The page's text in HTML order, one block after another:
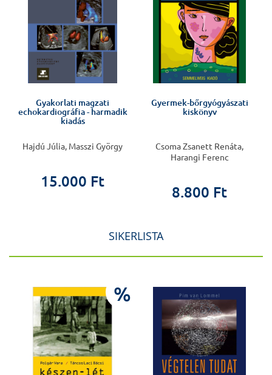
Gyakorlati magzati
echokardiográfia - harmadik
kiadás
Hajdú Júlia, Masszi György
15.000 Ft
Gyermek-bőrgyógyászati
kiskönyv
Csoma Zsanett Renáta,
Harangi Ferenc
8.800 Ft
SIKERLISTA
%